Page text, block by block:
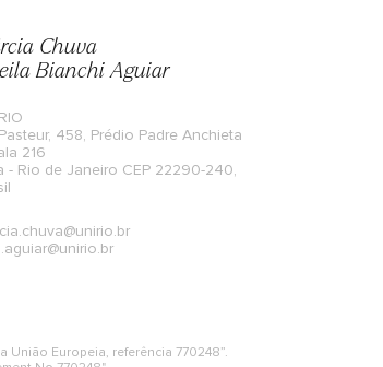
Chuva
Bianchi Aguiar
458, Prédio Padre Anchieta
216
- Rio de Janeiro CEP 22290-240,
Europeia, referência 770248”.